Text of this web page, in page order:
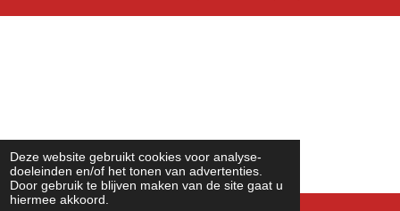
Deze website gebruikt cookies voor analyse-
doeleinden en/of het tonen van advertenties.
Door gebruik te blijven maken van de site gaat u
hiermee akkoord.